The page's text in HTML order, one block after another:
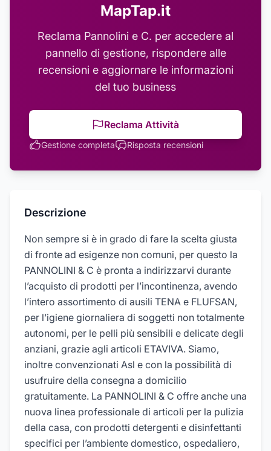
MapTap.it
Reclama Pannolini e C. per accedere al
pannello di gestione, rispondere alle
recensioni e aggiornare le informazioni
del tuo business
Reclama Attività
Gestione completa Risposta recensioni
Descrizione
Non sempre si è in grado di fare la scelta giusta
di fronte ad esigenze non comuni, per questo la
PANNOLINI & C è pronta a indirizzarvi durante
l’acquisto di prodotti per l’incontinenza, avendo
l’intero assortimento di ausili TENA e FLUFSAN,
per l’igiene giornaliera di soggetti non totalmente
autonomi, per le pelli più sensibili e delicate degli
anziani, grazie agli articoli ETAVIVA. Siamo,
inoltre convenzionati Asl e con la possibilità di
usufruire della consegna a domicilio
gratuitamente. La PANNOLINI & C offre anche una
nuova linea professionale di articoli per la pulizia
della casa, con prodotti detergenti e disinfettanti
specifici per l’ambiente domestico, ospedaliero,